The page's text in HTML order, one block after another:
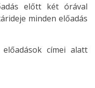
előtt két órával
minden előadás
címei alatt